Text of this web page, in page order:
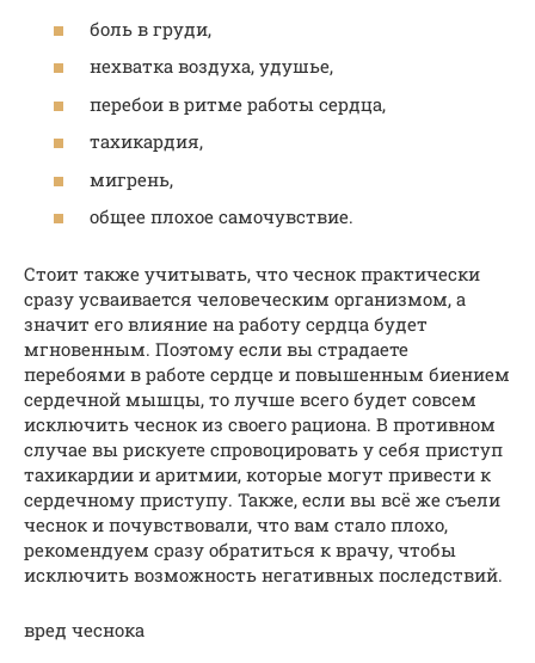
боль в груди,
нехватка воздуха, удушье,
перебои в ритме работы сердца,
тахикардия,
мигрень,
общее плохое самочувствие.
Стоит также учитывать, что чеснок практически
сразу усваивается человеческим организмом, а
значит его влияние на работу сердца будет
мгновенным. Поэтому если вы страдаете
перебоями в работе сердце и повышенным биением
сердечной мышцы, то лучше всего будет совсем
исключить чеснок из своего рациона. В противном
случае вы рискуете спровоцировать у себя приступ
тахикардии и аритмии, которые могут привести к
сердечному приступу. Также, если вы всё же съели
чеснок и почувствовали, что вам стало плохо,
рекомендуем сразу обратиться к врачу, чтобы
исключить возможность негативных последствий.
вред чеснока